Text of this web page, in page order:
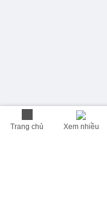
Trang chủ Xem nhiều